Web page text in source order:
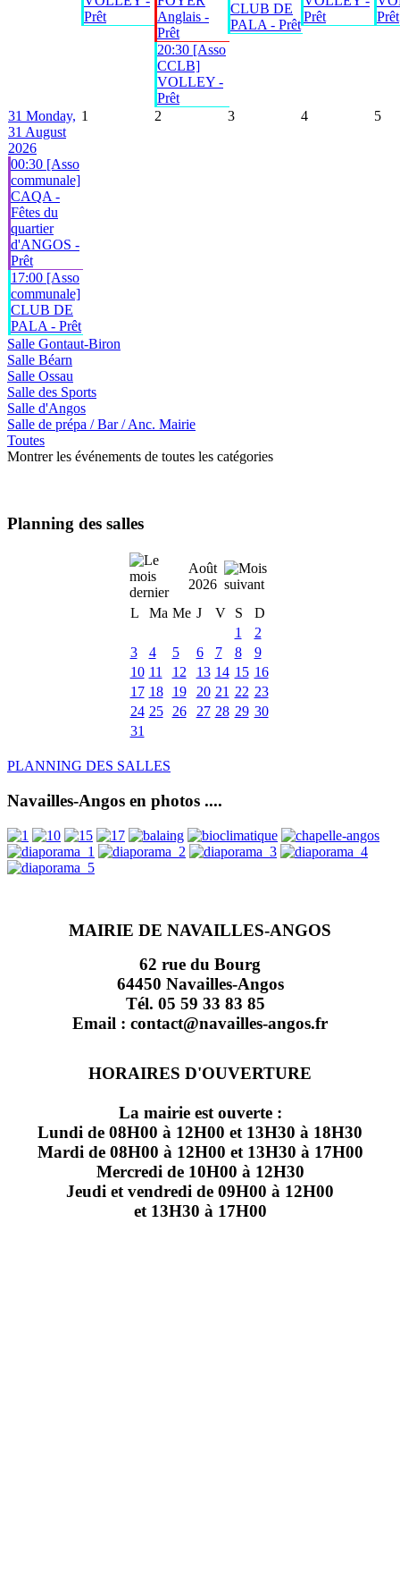
Prêt
Anglais -
Prêt
20:30 [Asso
CCLB]
VOLLEY -
Prêt
CLUB DE
PALA - Prêt
Prêt
Prêt
31 Monday,
31 August
2026
00:30 [Asso
communale]
CAQA -
Fêtes du
quartier
d'ANGOS -
Prêt
17:00 [Asso
communale]
CLUB DE
PALA - Prêt
1 2 3 4 5
Salle Gontaut-Biron
Salle Béarn
Salle Ossau
Salle des Sports
Salle d'Angos
Salle de prépa / Bar / Anc. Mairie
Toutes
Montrer les événements de toutes les catégories
Planning des salles
Août
2026
L
Ma Me J V S
D
1
2
3
4 5 6 7 8
9
10 11 12 13 14 15 16
17 18 19 20 21 22 23
24 25 26 27 28 29 30
31
PLANNING DES SALLES
Navailles-Angos en photos ....
MAIRIE DE NAVAILLES-ANGOS
62 rue du Bourg
64450 Navailles-Angos
Tél. 05 59 33 83 85
Email : contact@navailles-angos.fr
HORAIRES D'OUVERTURE
La mairie est ouverte :
Lundi de 08H00 à 12H00 et 13H30 à 18H30
Mardi de 08H00 à 12H00 et 13H30 à 17H00
Mercredi de 10H00 à 12H30
Jeudi et vendredi de 09H00 à 12H00
et 13H30 à 17H00